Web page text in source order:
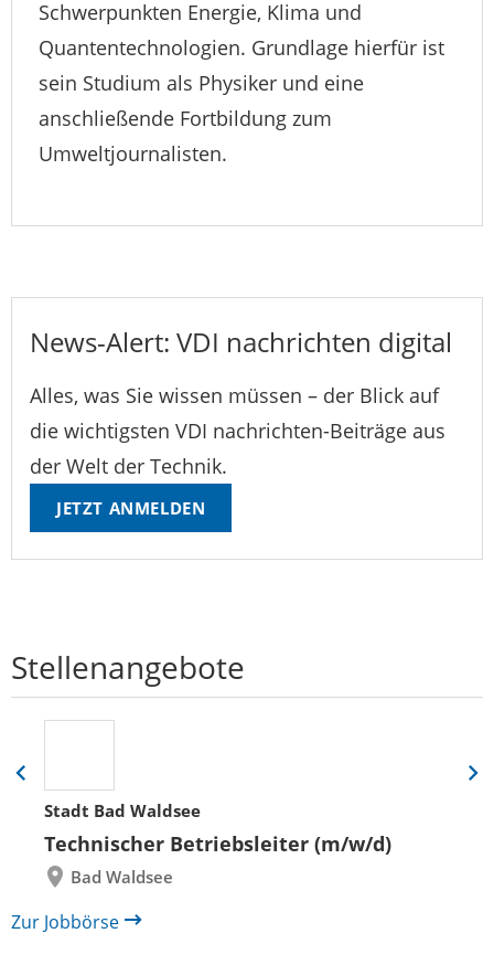
Schwerpunkten Energie, Klima und
Quantentechnologien. Grundlage hierfür ist
sein Studium als Physiker und eine
anschließende Fortbildung zum
Umweltjournalisten.
News-Alert: VDI nachrichten digital
Alles, was Sie wissen müssen – der Blick auf
die wichtigsten VDI nachrichten-Beiträge aus
der Welt der Technik.
JETZT ANMELDEN
Stellenangebote
Stadt Bad Waldsee
Technischer Betriebsleiter (m/w/d)
Bad Waldsee
Folie
zurück
Eine
Zur Jobbörse